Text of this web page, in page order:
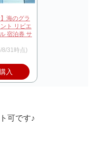
海のグラ
ト リビエ
宿泊券 サ
8/31時点)
入
可です♪